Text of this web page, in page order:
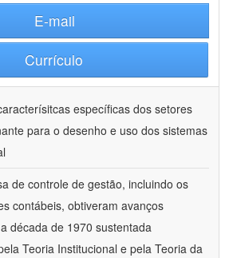
E-mail
Currículo
específicas dos setores
para o desenho e uso dos sistemas
de controle de gestão, incluindo os
contábeis, obtiveram avanços
década de 1970 sustentada
Teoria Institucional e pela Teoria da